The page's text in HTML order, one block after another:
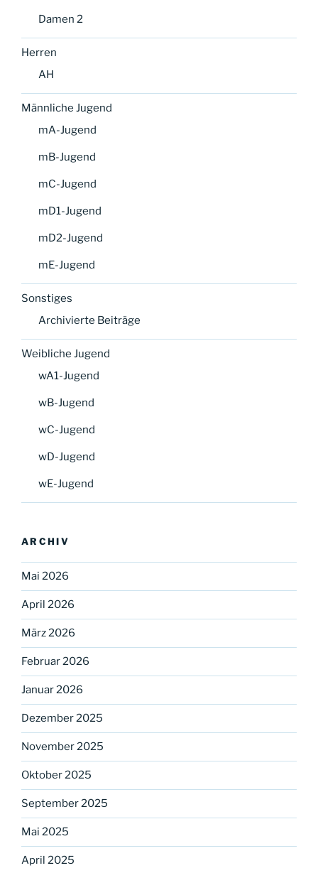
Damen 2
Herren
AH
Männliche Jugend
mA-Jugend
mB-Jugend
mC-Jugend
mD1-Jugend
mD2-Jugend
mE-Jugend
Sonstiges
Archivierte Beiträge
Weibliche Jugend
wA1-Jugend
wB-Jugend
wC-Jugend
wD-Jugend
wE-Jugend
ARCHIV
Mai 2026
April 2026
März 2026
Februar 2026
Januar 2026
Dezember 2025
November 2025
Oktober 2025
September 2025
Mai 2025
April 2025